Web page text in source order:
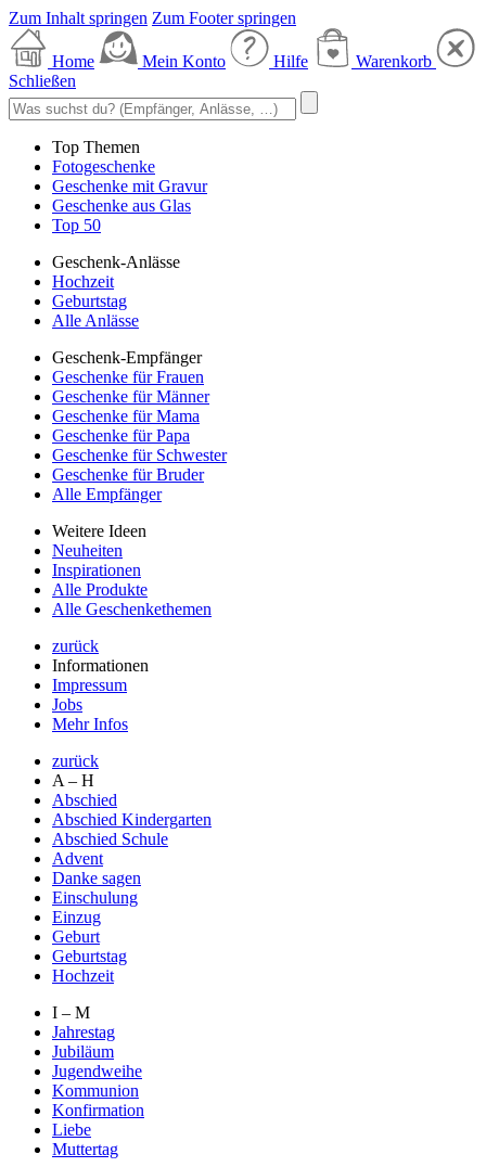
Zum Inhalt springen Zum Footer springen
Home Mein Konto Hilfe
Warenkorb
Schließen
Top Themen
Fotogeschenke
Geschenke mit Gravur
Geschenke aus Glas
Top 50
Geschenk-Anlässe
Hochzeit
Geburtstag
Alle Anlässe
Geschenk-Empfänger
Geschenke für Frauen
Geschenke für Männer
Geschenke für Mama
Geschenke für Papa
Geschenke für Schwester
Geschenke für Bruder
Alle Empfänger
Weitere Ideen
Neuheiten
Inspirationen
Alle Produkte
Alle Geschenkethemen
zurück
Informationen
Impressum
Jobs
Mehr Infos
zurück
A – H
Abschied
Abschied Kindergarten
Abschied Schule
Advent
Danke sagen
Einschulung
Einzug
Geburt
Geburtstag
Hochzeit
I – M
Jahrestag
Jubiläum
Jugendweihe
Kommunion
Konfirmation
Liebe
Muttertag